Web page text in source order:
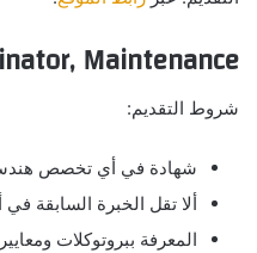
Maintenance
شروط التقديم:
شهادة في أي تخصص
ألا تقل الخبرة السابقة في
المعرفة ببروتوكلات